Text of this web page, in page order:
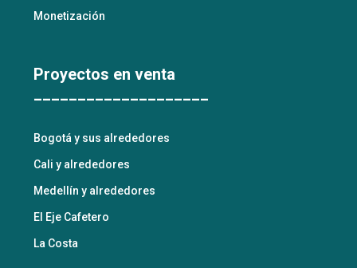
Monetización
Proyectos en venta
Bogotá y sus alrededores
Cali y alrededores
Medellín y alrededores
El Eje Cafetero
La Costa